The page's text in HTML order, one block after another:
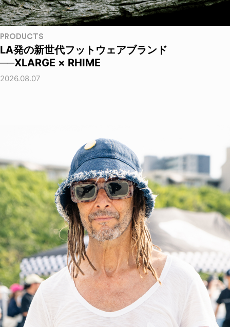
PRODUCTS
LA発の新世代フットウェアブランド
──XLARGE × RHIME
2026.08.07